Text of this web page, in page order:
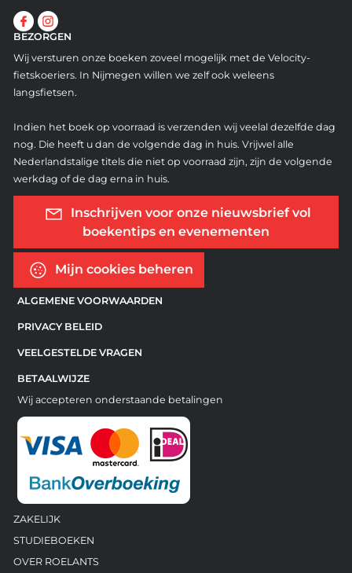
BEZORGEN
Wij versturen onze boeken zoveel mogelijk met de Velocity-
fietskoeriers. In Nijmegen willen we zelf ook weleens
langsfietsen.
Indien het boek op voorraad is verzenden wij veelal dezelfde dag
nog. Die heeft u dan de volgende dag in huis. Vrijwel alle
Nederlandstalige titels die niet op voorraad zijn, zijn de volgende
werkdag of de dag erna in huis.
Inschrijven voor onze nieuwsbrief vol
boekentips en evenementen
Mijn cookies beheren
ALGEMENE VOORWAARDEN
PRIVACY BELEID
VEELGESTELDE VRAGEN
BETAALWIJZE
Wij accepteren onderstaande betalingen
ZAKELIJK
STUDIEBOEKEN
OVER ROELANTS